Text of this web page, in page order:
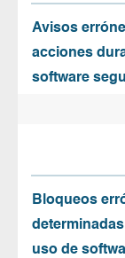
Avisos
acciones
software
Bloqueos
uso de